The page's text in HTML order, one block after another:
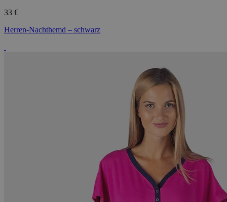
33 €
Herren-Nachthemd – schwarz